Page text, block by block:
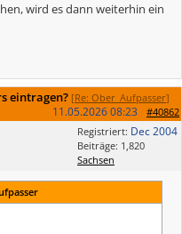
wird es dann weiterhin ein
eintragen? [Re: Ober_Aufpasser]
#40862
11.05.202608:23
Registriert: Dec 2004
Beiträge: 1,820
Sachsen